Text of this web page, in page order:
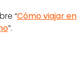
“Cómo viajar en
”.